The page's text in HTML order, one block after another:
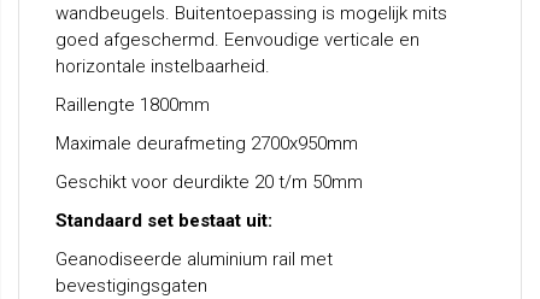
wandbeugels. Buitentoepassing is mogelijk mits
goed afgeschermd. Eenvoudige verticale en
horizontale instelbaarheid.
Raillengte 1800mm
Maximale deurafmeting 2700x950mm
Geschikt voor deurdikte 20 t/m 50mm
Standaard set bestaat uit:
Geanodiseerde aluminium rail met
bevestigingsgaten